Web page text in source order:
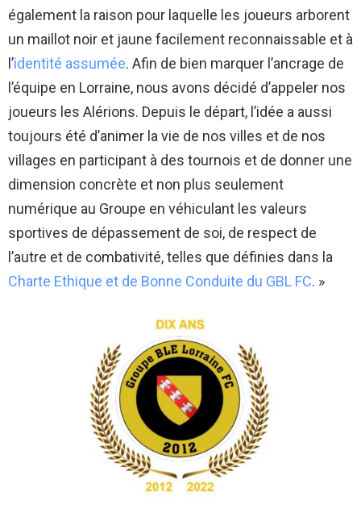
également la raison pour laquelle les joueurs arborent
un maillot noir et jaune facilement reconnaissable et à
l’identité assumée. Afin de bien marquer l’ancrage de
l’équipe en Lorraine, nous avons décidé d’appeler nos
joueurs les Alérions. Depuis le départ, l’idée a aussi
toujours été d’animer la vie de nos villes et de nos
villages en participant à des tournois et de donner une
dimension concrète et non plus seulement
numérique au Groupe en véhiculant les valeurs
sportives de dépassement de soi, de respect de
l’autre et de combativité, telles que définies dans la
Charte Ethique et de Bonne Conduite du GBL FC. »